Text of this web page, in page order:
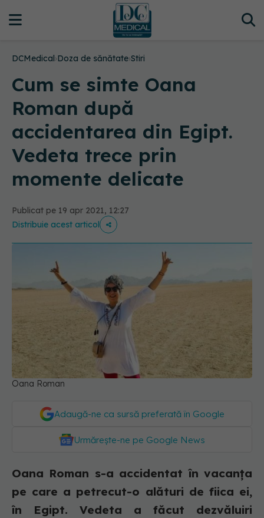
DCMedical›Doza de sănătate›Stiri
Cum se simte Oana
Roman după
accidentarea din Egipt.
Vedeta trece prin
momente delicate
Publicat pe 19 apr 2021, 12:27
Distribuie acest articol
Oana Roman
Adaugă-ne ca sursă preferată în Google
Urmărește-ne pe Google News
Oana Roman s-a accidentat în vacanța
pe care a petrecut-o alături de fiica ei,
în Egipt. Vedeta a făcut dezvăluiri